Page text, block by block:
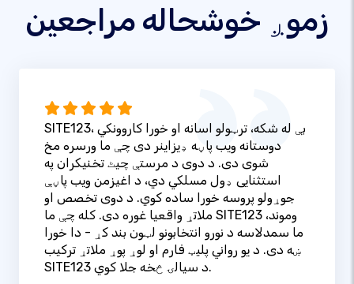
زموږ خوشحاله مراجعین
SITE123، بې له شکه، ترټولو اسانه او خورا کاروونکي
دوستانه ویب پاڼه ډیزاینر دی چې ما ورسره مخ
شوی دی. د دوی د مرستې چیٹ تخنیکران په
استثنایی ډول مسلکي دي، د اغیزمن ویب پاڼې
جوړولو پروسه خورا ساده کوي. د دوی تخصص او
ملاتړ واقعیا غوره دی. کله چې ما SITE123 وموند،
ما سمدلاسه د نورو انتخابونو لټون بند کړ - دا خورا
ښه دی. د یو رواني پلیټ فارم او لوړ پوړ ملاتړ ترکیب
SITE123 د سیالۍ څخه جلا کوي.